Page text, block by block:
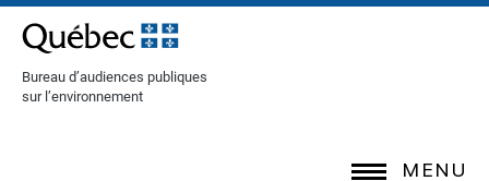
[Common.SkipToContent]
Bureau d’audiences publiques
sur l’environnement
MENU